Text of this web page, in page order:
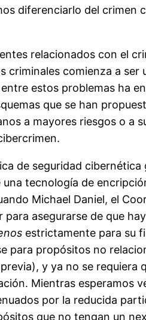
diferenciarlo del crimen
relacionados con el
comienza a ser
estos problemas ha
que se han
a mayores riesgos o a
de seguridad
tecnología de
Michael Daniel, el
asegurarse de que
estrictamente para su
propósitos no
y ya no se
Mientras esperamos
por la reducida
que no tengan un